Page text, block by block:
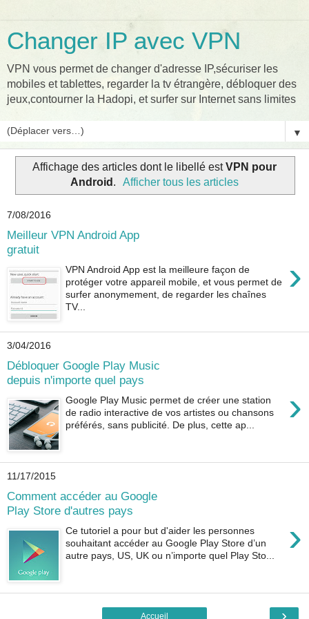
Changer IP avec VPN
VPN vous permet de changer d'adresse IP,sécuriser les
mobiles et tablettes, regarder la tv étrangère, débloquer des
jeux,contourner la Hadopi, et surfer sur Internet sans limites
▼
Affichage des articles dont le libellé estVPN pour
Android . Afficher tous les articles
7/08/2016
Meilleur VPN Android App
gratuit
›
VPN Android App est la meilleure façon de
protéger votre appareil mobile, et vous permet de
surfer anonymement, de regarder les chaînes
TV...
3/04/2016
Débloquer Google Play Music
depuis n'importe quel pays
›
Google Play Music permet de créer une station
de radio interactive de vos artistes ou chansons
préférés, sans publicité. De plus, cette ap...
11/17/2015
Comment accéder au Google
Play Store d'autres pays
›
Ce tutoriel a pour but d'aider les personnes
souhaitant accéder au Google Play Store d’un
autre pays, US, UK ou n’importe quel Play Sto...
›
Accueil